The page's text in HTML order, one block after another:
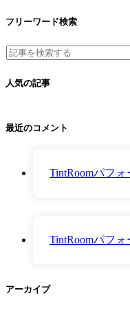
フリーワード検索
Search
for:
人気の記事
最近のコメント
TintRoomパフ
TintRoomパフ
アーカイブ